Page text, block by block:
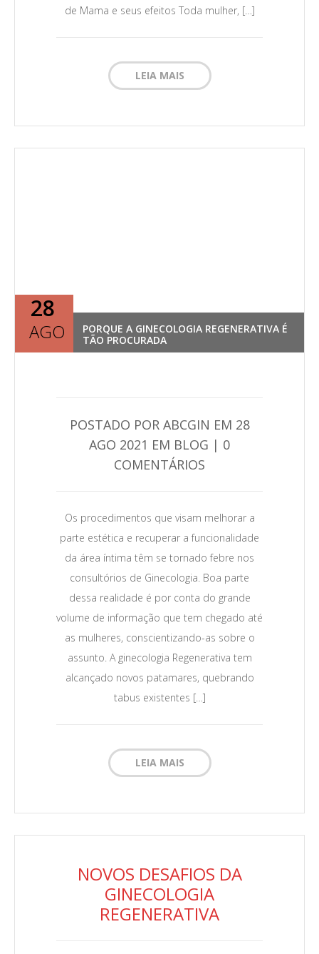
de Mama e seus efeitos Toda mulher, […]
LEIA MAIS
28
AGO
PORQUE A GINECOLOGIA REGENERATIVA É
TÃO PROCURADA
Leia Mais →
POSTADO POR ABCGIN EM 28
AGO 2021 EM BLOG | 0
COMENTÁRIOS
Os procedimentos que visam melhorar a
parte estética e recuperar a funcionalidade
da área íntima têm se tornado febre nos
consultórios de Ginecologia. Boa parte
dessa realidade é por conta do grande
volume de informação que tem chegado até
as mulheres, conscientizando-as sobre o
assunto. A ginecologia Regenerativa tem
alcançado novos patamares, quebrando
tabus existentes […]
LEIA MAIS
NOVOS DESAFIOS DA
GINECOLOGIA
REGENERATIVA